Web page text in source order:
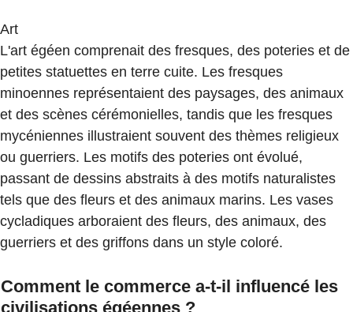
Art
L'art égéen comprenait des fresques, des poteries et de
petites statuettes en terre cuite. Les fresques
minoennes représentaient des paysages, des animaux
et des scènes cérémonielles, tandis que les fresques
mycéniennes illustraient souvent des thèmes religieux
ou guerriers. Les motifs des poteries ont évolué,
passant de dessins abstraits à des motifs naturalistes
tels que des fleurs et des animaux marins. Les vases
cycladiques arboraient des fleurs, des animaux, des
guerriers et des griffons dans un style coloré.
Comment le commerce a-t-il influencé les
civilisations égéennes ?